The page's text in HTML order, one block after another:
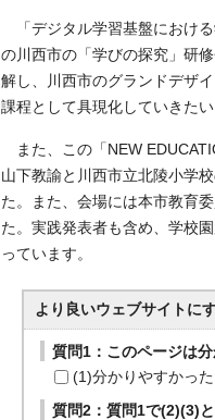
「デジタル学習基盤におけ
の川西市の「学びの探究」研
解し、川西市のグランドデザ
課程として具現化していきたい
また、この「NEW
山下教諭と川西市立北陵小学
た。また、会場には本市教育
た。実践発表者も含め、学校
っています。
より良いウェブサイトに
質問1：このページは
(1)分かりやすかった
質問2：質問1で(2)(3)